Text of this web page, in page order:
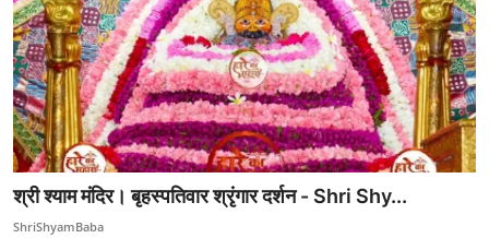
श्री श्याम मंदिर। बृहस्पतिवार श्रृंगार दर्शन - Shri Shy...
ShriShyamBaba